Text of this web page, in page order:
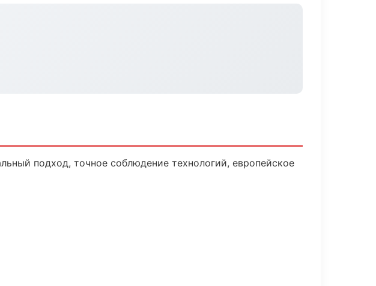
подход, точное соблюдение технологий, европейское